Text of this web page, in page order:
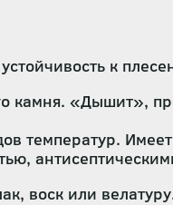
к
камня. «Дышит»,
температур.
воск или